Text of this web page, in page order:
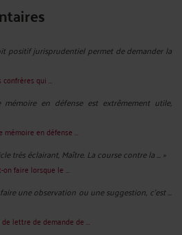
positif jurisprudentiel permet de demander la
confrères qui ...
en défense est extrêmement utile,
mémoire en défense ...
très éclairant, Maître. La course contre la ... »
on faire lorsque le ...
une observation ou une suggestion, c’est ...
lettre de demande de ...